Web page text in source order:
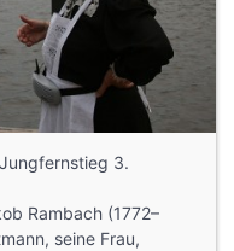
3.
Rambach (1772–
seine Frau,